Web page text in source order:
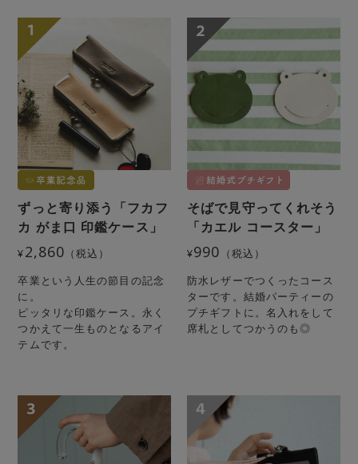
ずっと寄り添う「フカフ
カ がま口 印鑑ケース」
¥2,860 （税込）
卒業という人生の節目の記念
に。
ピッタリな印鑑ケース。永く
つかえて一生ものとなるアイ
テムです。
そばで見守ってくれそう
「カエル コースター」
¥990 （税込）
防水レザーでつくったコース
ターです。結婚パーティーの
プチギフトに。名入れをして
席札としてつかうのも◎